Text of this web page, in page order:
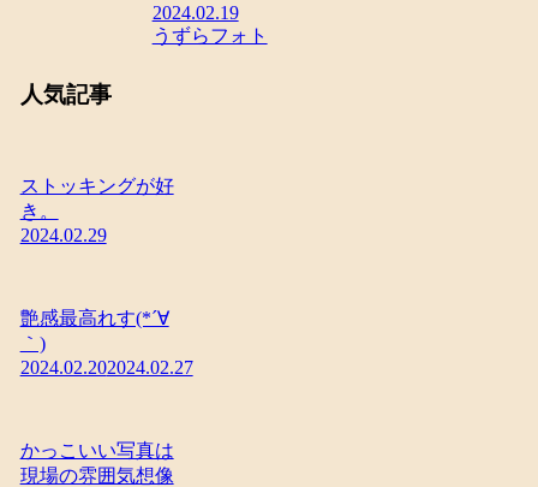
2024.02.19
うずらフォト
人気記事
ストッキングが好
き。
2024.02.29
艶感最高れす(*´∀
｀)
2024.02.202024.02.27
かっこいい写真は
現場の雰囲気想像